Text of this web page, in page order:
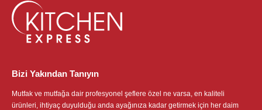
Bizi Yakından Tanıyın
Mutfak ve mutfağa dair profesyonel şeflere özel ne varsa, en kaliteli
ürünleri, ihtiyaç duyulduğu anda ayağınıza kadar getirmek için her daim